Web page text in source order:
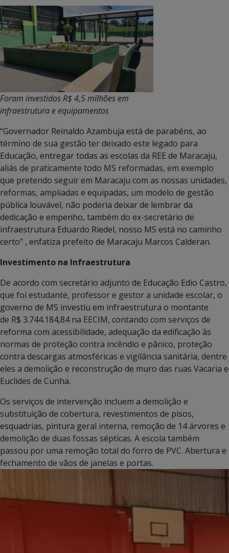
Foram investidos R$ 4,5 milhões em
infraestrutura e equipamentos
“Governador Reinaldo Azambuja está de parabéns, ao
término de sua gestão ter deixado este legado para
Educação, entregar todas as escolas da REE de Maracaju,
aliás de praticamente todo MS reformadas, em exemplo
que pretendo seguir em Maracaju com as nossas unidades,
reformas, ampliadas e equipadas, um modelo de gestão
pública louvável, não poderia deixar de lembrar da
dedicação e empenho, também do ex-secretário de
infraestrutura Eduardo Riedel, nosso MS está no caminho
certo” , enfatiza prefeito de Maracaju Marcos Calderan.
Investimento na Infraestrutura
De acordo com secretário adjunto de Educação Edio Castro,
que foi estudante, professor e gestor a unidade escolar, o
governo de MS investiu em infraestrutura o montante
de R$ 3.744.184,84 na EECIM, contando com serviços de
reforma com acessibilidade, adequação da edificação às
normas de proteção contra incêndio e pânico, proteção
contra descargas atmosféricas e vigilância sanitária, dentre
eles a demolição e reconstrução de muro das ruas Vacaria e
Euclides de Cunha.
Os serviços de intervenção incluem a demolição e
substituição de cobertura, revestimentos de pisos,
esquadrias, pintura geral interna, remoção de 14 árvores e
demolição de duas fossas sépticas. A escola também
passou por uma remoção total do forro de PVC. Abertura e
fechamento de vãos de janelas e portas.